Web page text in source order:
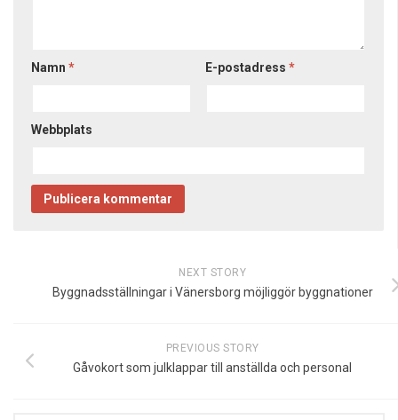
Namn * E-postadress*
Webbplats
NEXT STORY
Byggnadsställningar i Vänersborg möjliggör byggnationer
PREVIOUS STORY
Gåvokort som julklappar till anställda och personal